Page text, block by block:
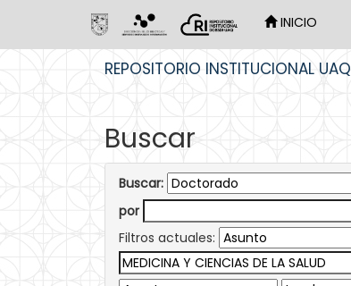
INICIO
REPOSITORIO INSTITUCIONAL UAQ
Buscar
Buscar:
por
Filtros actuales: